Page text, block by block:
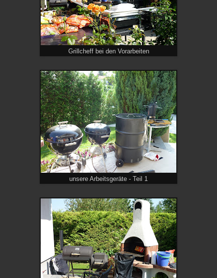
Grillcheff bei den Vorarbeiten
unsere Arbeitsgeräte - Teil 1